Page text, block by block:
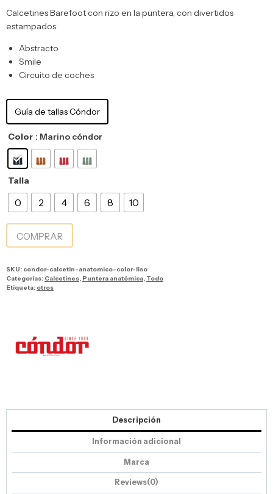
Calcetines Barefoot con rizo en la puntera, con divertidos
estampados:
Abstracto
Smile
Circuito de coches
Guía de tallas Cóndor
Color : Marino cóndor
Talla
0 2 4 6 8 10
COMPRAR
SKU: condor-calcetin-anatomico-color-liso
Categorías: Calcetines Puntera anatómica Todo
Etiqueta: otros
Descripción
Información adicional
Marca
Reviews(0)